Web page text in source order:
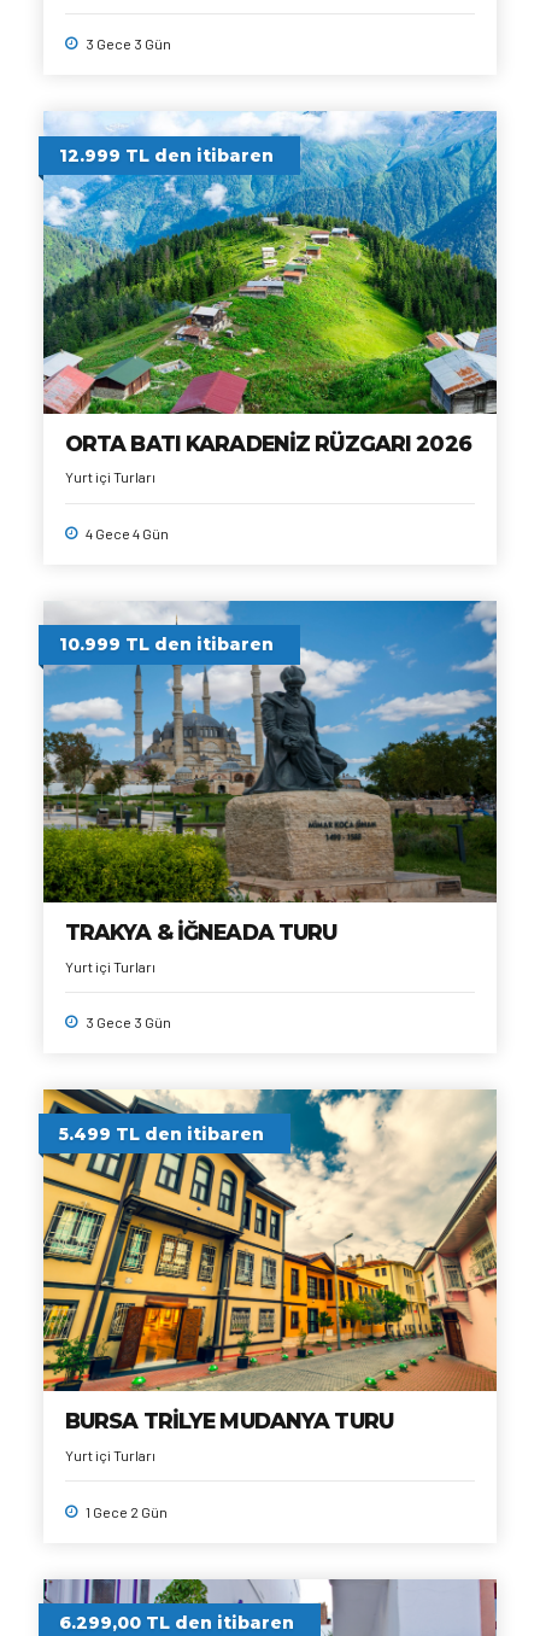
3 Gece 3 Gün
12.999 TL den itibaren
ORTA BATI KARADENİZ RÜZGARI 2026
Yurt içi Turları
4 Gece 4 Gün
10.999 TL den itibaren
TRAKYA & İĞNEADA TURU
Yurt içi Turları
3 Gece 3 Gün
5.499 TL den itibaren
BURSA TRİLYE MUDANYA TURU
Yurt içi Turları
1 Gece 2 Gün
6.299,00 TL den itibaren